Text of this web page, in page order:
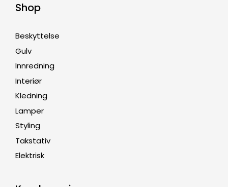
Shop
Beskyttelse
Gulv
Innredning
Interiør
Kledning
Lamper
Styling
Takstativ
Elektrisk